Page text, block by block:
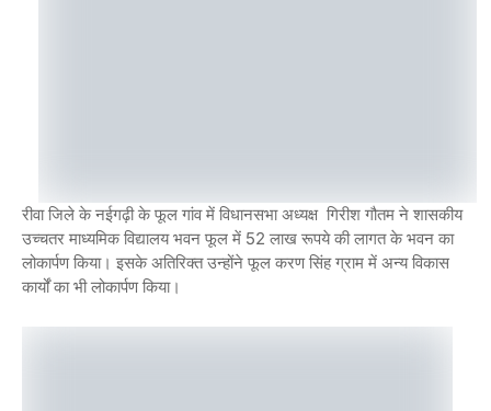
रीवा जिले के नईगढ़ी के फूल गांव में विधानसभा अध्यक्ष गिरीश गौतम ने शासकीय
उच्चतर माध्यमिक विद्यालय भवन फूल में 52 लाख रूपये की लागत के भवन का
लोकार्पण किया। इसके अतिरिक्त उन्होंने फूल करण सिंह ग्राम में अन्य विकास
कार्यों का भी लोकार्पण किया।